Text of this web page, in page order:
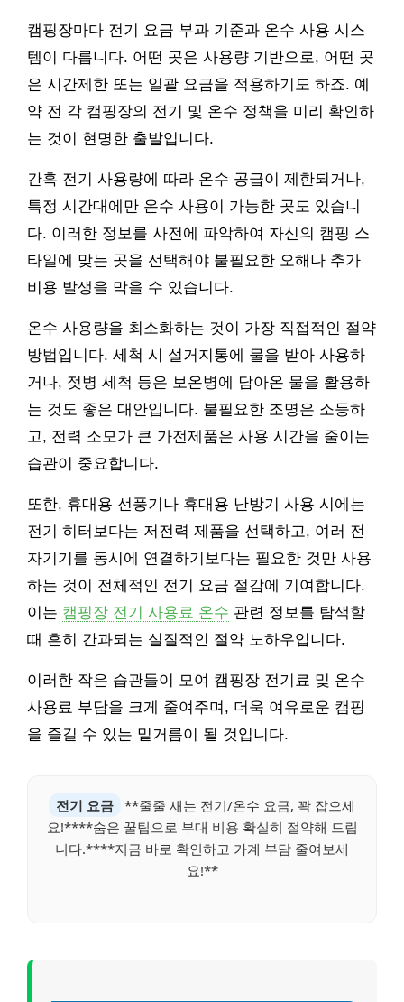
캠핑장마다 전기 요금 부과 기준과 온수 사용 시스
템이 다릅니다. 어떤 곳은 사용량 기반으로, 어떤 곳
은 시간제한 또는 일괄 요금을 적용하기도 하죠. 예
약 전 각 캠핑장의 전기 및 온수 정책을 미리 확인하
는 것이 현명한 출발입니다.
간혹 전기 사용량에 따라 온수 공급이 제한되거나,
특정 시간대에만 온수 사용이 가능한 곳도 있습니
다. 이러한 정보를 사전에 파악하여 자신의 캠핑 스
타일에 맞는 곳을 선택해야 불필요한 오해나 추가
비용 발생을 막을 수 있습니다.
온수 사용량을 최소화하는 것이 가장 직접적인 절약
방법입니다. 세척 시 설거지통에 물을 받아 사용하
거나, 젖병 세척 등은 보온병에 담아온 물을 활용하
는 것도 좋은 대안입니다. 불필요한 조명은 소등하
고, 전력 소모가 큰 가전제품은 사용 시간을 줄이는
습관이 중요합니다.
또한, 휴대용 선풍기나 휴대용 난방기 사용 시에는
전기 히터보다는 저전력 제품을 선택하고, 여러 전
자기기를 동시에 연결하기보다는 필요한 것만 사용
하는 것이 전체적인 전기 요금 절감에 기여합니다.
이는 캠핑장 전기 사용료 온수 관련 정보를 탐색할
때 흔히 간과되는 실질적인 절약 노하우입니다.
이러한 작은 습관들이 모여 캠핑장 전기료 및 온수
사용료 부담을 크게 줄여주며, 더욱 여유로운 캠핑
을 즐길 수 있는 밑거름이 될 것입니다.
전기 요금 **줄줄 새는 전기/온수 요금, 꽉 잡으세
요!****숨은 꿀팁으로 부대 비용 확실히 절약해 드립
니다.****지금 바로 확인하고 가계 부담 줄여보세
요!**